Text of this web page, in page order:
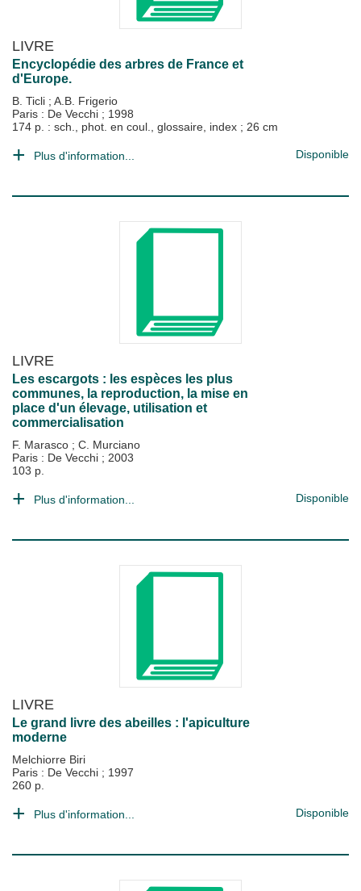
LIVRE
Encyclopédie des arbres de France et
d'Europe.
B. Ticli ; A.B. Frigerio
Paris : De Vecchi ; 1998
174 p. : sch., phot. en coul., glossaire, index ; 26 cm
Plus d'information... Disponible
LIVRE
Les escargots : les espèces les plus
communes, la reproduction, la mise en
place d'un élevage, utilisation et
commercialisation
F. Marasco ; C. Murciano
Paris : De Vecchi ; 2003
103 p.
Plus d'information... Disponible
LIVRE
Le grand livre des abeilles : l'apiculture
moderne
Melchiorre Biri
Paris : De Vecchi ; 1997
260 p.
Plus d'information... Disponible